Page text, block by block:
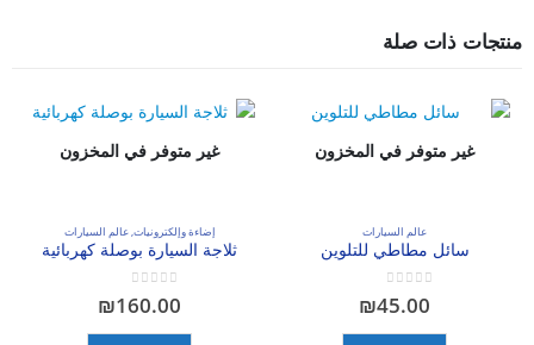
منتجات ذات صلة
غير متوفر في المخزون
عالم السيارات
سائل مطاطي للتلوين
0
out of 5
₪45.00
غير متوفر في المخزون
إضاءة وإلكترونيات,عالم السيارات
ثلاجة السيارة بوصلة كهربائية
0
out of 5
₪160.00